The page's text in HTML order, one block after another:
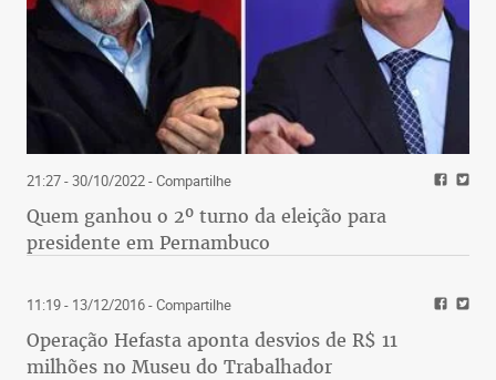
21:27 - 30/10/2022- Compartilhe
Quem ganhou o 2º turno da eleição para
presidente em Pernambuco
11:19 - 13/12/2016- Compartilhe
Operação Hefasta aponta desvios de R$ 11
milhões no Museu do Trabalhador